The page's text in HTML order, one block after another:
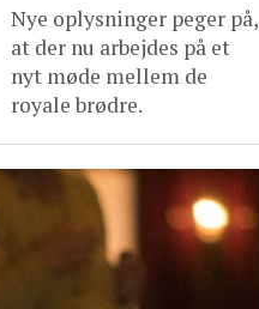
Nye oplysninger peger på,
at der nu arbejdes på et
nyt møde mellem de
royale brødre.